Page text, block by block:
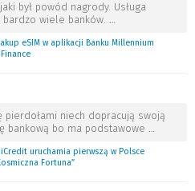
był powód nagrody. Usługa
wiele banków. …
eSIM w aplikacji Banku Millennium
pierdołami niech dopracują swoją
bankową bo ma podstawowe …
uruchamia pierwszą w Polsce
Fortuna”